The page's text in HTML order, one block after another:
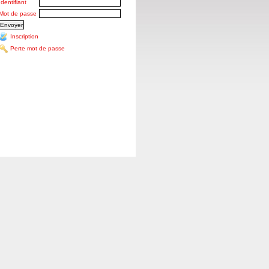
Identifiant
de passe
Inscription
Perte mot de passe